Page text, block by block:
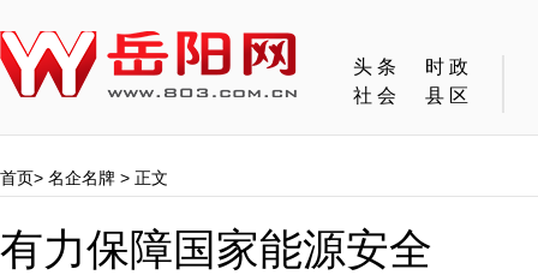
头条
时政
社会
县区
首页> 名企名牌 > 正文
有力保障国家能源安全